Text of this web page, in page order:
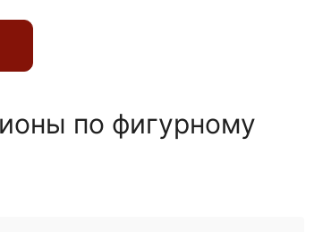
по фигурному